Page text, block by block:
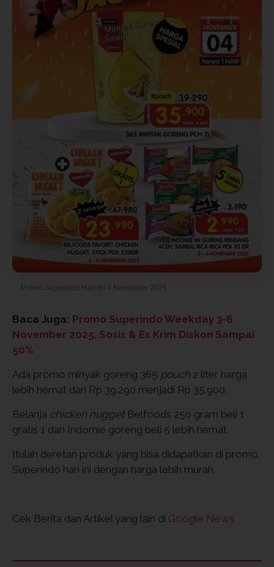
Promo Superindo Hari Ini 4 November 2025
Baca Juga: Promo Superindo Weekday 3-6
November 2025, Sosis & Es Krim Diskon Sampai
50%
Ada promo minyak goreng 365 pouch 2 liter harga
lebih hemat dari Rp 39.290 menjadi Rp 35.900.
Belanja chicken nugget Belfoods 250 gram beli 1
gratis 1 dan Indomie goreng beli 5 lebih hemat.
Itulah deretan produk yang bisa didapatkan di promo
Superindo hari ini dengan harga lebih murah.
Cek Berita dan Artikel yang lain di Google News